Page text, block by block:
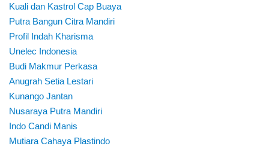
Kuali dan Kastrol Cap Buaya
Putra Bangun Citra Mandiri
Profil Indah Kharisma
Unelec Indonesia
Budi Makmur Perkasa
Anugrah Setia Lestari
Kunango Jantan
Nusaraya Putra Mandiri
Indo Candi Manis
Mutiara Cahaya Plastindo